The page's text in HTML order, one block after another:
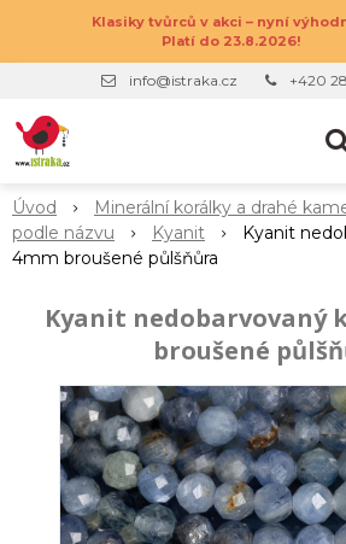
Klasiky tvůrců v akci – nyní
Platí do 23.8.2026!
info@istraka.cz +420
Úvod Minerální korálky a drahé
podle názvu
Kyanit
Kyanit
4mm broušené půlšňůra
Kyanit nedobarvovaný
broušené